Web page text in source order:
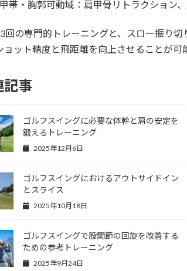
帯・胸郭可動域：肩甲骨リトラクション
回の専門的トレーニングと、スロー振り
ョット精度と飛距離を向上させることが可
記事
ゴルフスイングに必要な体幹と肩の安定を
鍛えるトレーニング
2025年12月6日
ゴルフスイングにおけるアウトサイドイン
とスライス
2025年10月18日
ゴルフスイングで股関節の回旋を改善する
ための参考トレーニング
2025年9月24日